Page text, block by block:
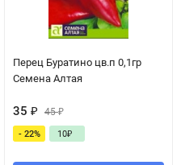
Перец Буратино цв.п 0,1гр
Семена Алтая
35 ₽ 45₽
- 22% 10₽